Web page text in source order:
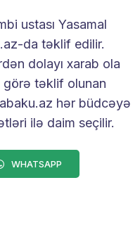
ustası Yasamal
da təklif edilir.
dolayı xarab ola
görə təklif olunan
hər büdcəyə
ilə daim seçilir.
WHATSAPP